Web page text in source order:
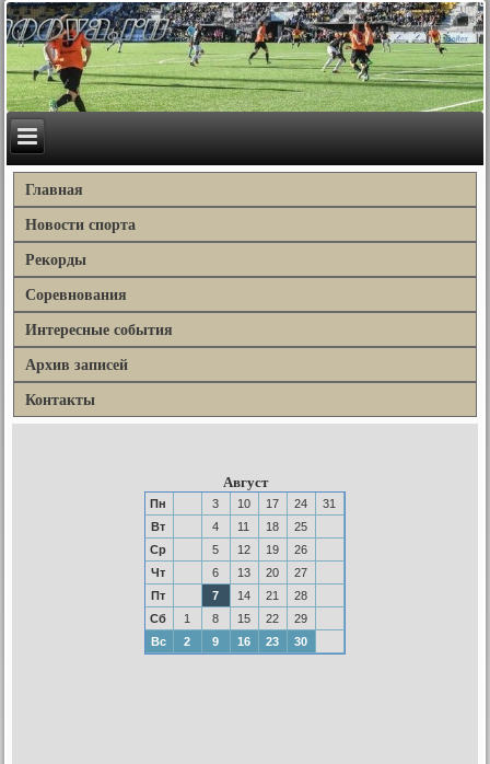
Главная
Новости спорта
Рекорды
Соревнования
Интересные события
Архив записей
Контакты
Август
Пн 3 10 17 24
31
Вт
4 11 18
25
Ср
5 12 19
26
Чт
6 13 20
27
Пт
7 14 21
28
Сб
1 8 15 22
29
Вс
2 9 16 23 30